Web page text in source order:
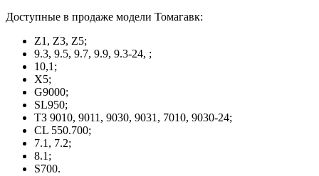
Доступные в продаже модели Томагавк:
Z1, Z3, Z5;
9.3, 9.5, 9.7, 9.9, 9.3-24, ;
10,1;
X5;
G9000;
SL950;
ТЗ 9010, 9011, 9030, 9031, 7010, 9030-24;
CL 550.700;
7.1, 7.2;
8.1;
S700.